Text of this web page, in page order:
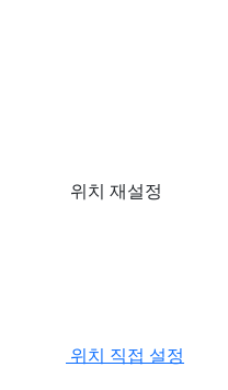
위치 재설정
위치 직접 설정